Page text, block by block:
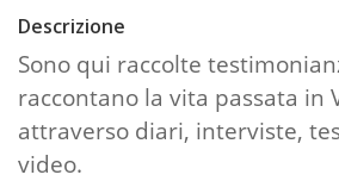
Descrizione
Sono qui raccolte
raccontano la vita passata in
attraverso diari, interviste,
video.